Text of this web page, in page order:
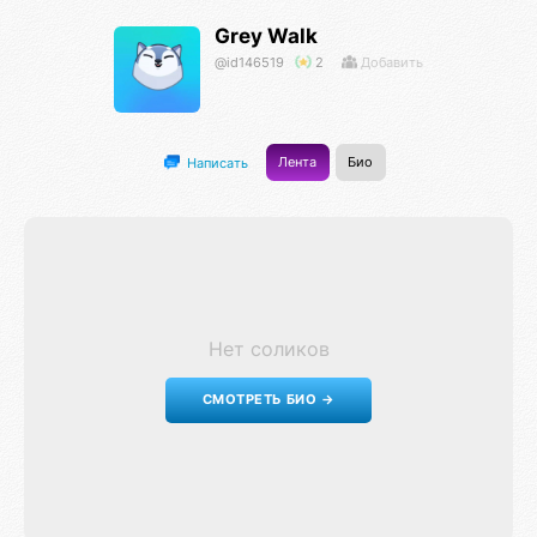
Grey Walk
@id146519 2 Добавить
Написать Лента Био
Нет соликов
СМОТРЕТЬ БИО →